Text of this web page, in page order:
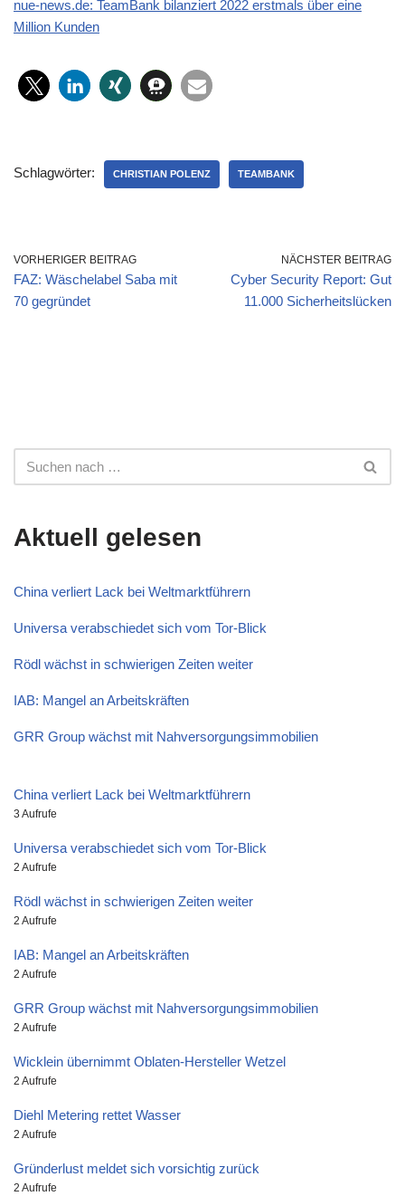
nue-news.de: TeamBank bilanziert 2022 erstmals über eine
Million Kunden
Schlagwörter: CHRISTIAN POLENZ TEAMBANK
VORHERIGER BEITRAG
FAZ: Wäschelabel Saba mit
70 gegründet
NÄCHSTER BEITRAG
Cyber Security Report: Gut
11.000 Sicherheitslücken
Aktuell gelesen
China verliert Lack bei Weltmarktführern
Universa verabschiedet sich vom Tor-Blick
Rödl wächst in schwierigen Zeiten weiter
IAB: Mangel an Arbeitskräften
GRR Group wächst mit Nahversorgungsimmobilien
China verliert Lack bei Weltmarktführern
3 Aufrufe
Universa verabschiedet sich vom Tor-Blick
2 Aufrufe
Rödl wächst in schwierigen Zeiten weiter
2 Aufrufe
IAB: Mangel an Arbeitskräften
2 Aufrufe
GRR Group wächst mit Nahversorgungsimmobilien
2 Aufrufe
Wicklein übernimmt Oblaten-Hersteller Wetzel
2 Aufrufe
Diehl Metering rettet Wasser
2 Aufrufe
Gründerlust meldet sich vorsichtig zurück
2 Aufrufe